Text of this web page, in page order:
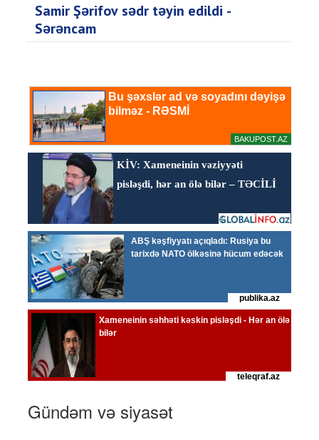
Samir Şərifov sədr təyin edildi -
Sərəncam
Gündəm və siyasət